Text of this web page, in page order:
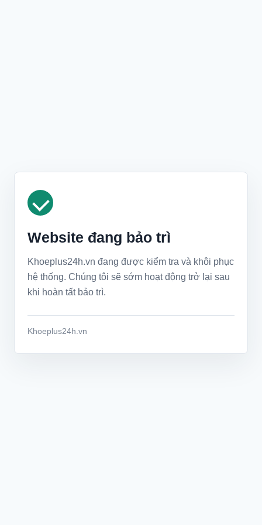
Website đang bảo trì
Khoeplus24h.vn đang được kiểm tra và khôi phục
hệ thống. Chúng tôi sẽ sớm hoạt động trở lại sau
khi hoàn tất bảo trì.
Khoeplus24h.vn